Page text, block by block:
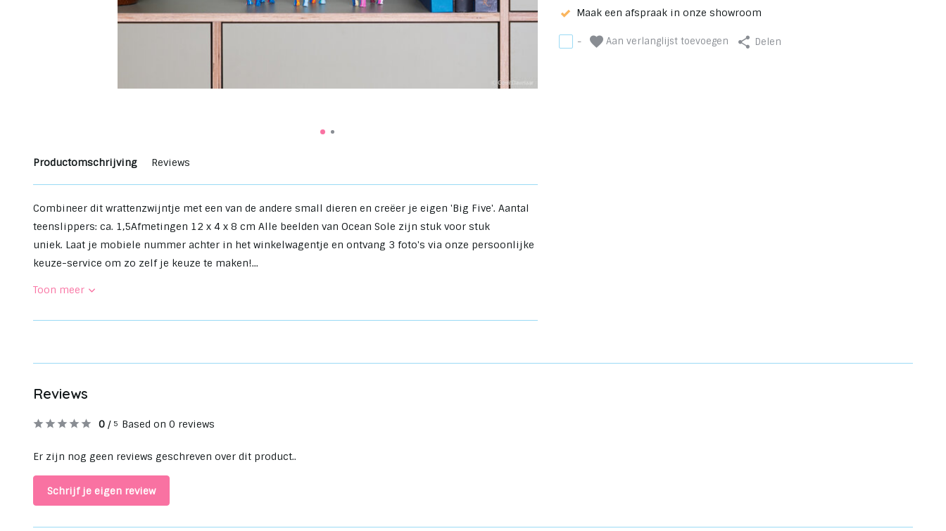
Productomschrijving Reviews
Combineer dit wrattenzwijntje met een van de andere small dieren en creëer je eigen 'Big Five'. Aantal
teenslippers: ca. 1,5Afmetingen 12 x 4 x 8 cm Alle beelden van Ocean Sole zijn stuk voor stuk
uniek. Laat je mobiele nummer achter in het winkelwagentje en ontvang 3 foto's via onze persoonlijke
keuze-service om zo zelf je keuze te maken!...
Toon meer
Maak een afspraak in onze showroom
- Aan verlanglijst toevoegen Delen
Reviews
0 / 5 Based on 0 reviews
Er zijn nog geen reviews geschreven over dit product..
Schrijf je eigen review